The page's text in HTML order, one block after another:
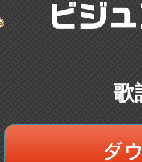
ビジ
歌
ダ